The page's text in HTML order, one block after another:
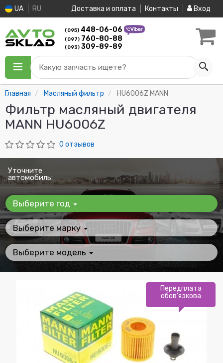
UA RU Доставка и оплата Контакты Вход
(095) 448-06-06
(097) 760-80-88
(093) 309-89-89
Какую запчасть ищете?
Главная Масляный фильтр HU6006Z MANN
Фильтр масляный двигателя
MANN HU6006Z
0 отзывов
Уточните
автомобиль:
Выберите год
Выберите марку
Выберите модель
Передплата
обов'язкова